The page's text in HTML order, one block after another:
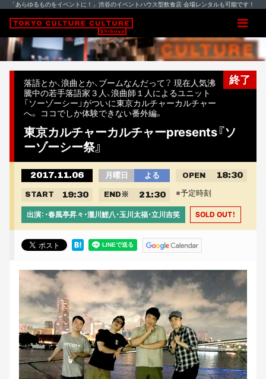
「あらゆるものをイベントに！」渋谷のイベントハウス型飲食店 会場レンタルも可能です！
終了
落語とか、浪曲とか、ブームなんだって？ 現在人気沸
騰中の若手落語家３人、浪曲師１人によるユニット
「ソーゾーシー」がついに東京カルチャーカルチャー
へ。 ココでしか体験できない番外編。
東京カルチャーカルチャーpresents『ソ
ーゾーシー祭』
2017.11.06 月曜日 よる OPEN 18:30
START 19:30 END ※ 21:30 ※予定時刻
出演：・春風亭昇々・瀧川鯉八・玉川太福・立川吉笑 SOLD OUT！